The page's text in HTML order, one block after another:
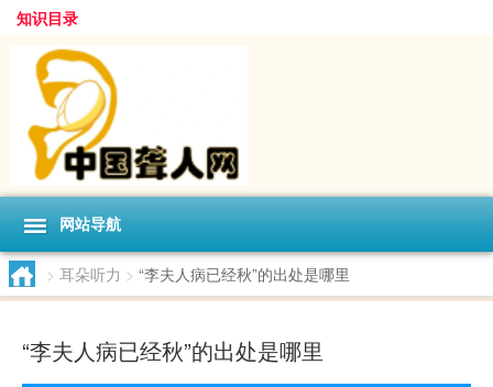
知识目录
网站导航
> 耳朵听力 > “李夫人病已经秋”的出处是哪里
“李夫人病已经秋”的出处是哪里